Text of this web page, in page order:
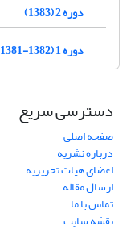
دوره 2 (1383)
دوره 1 (1382-1381)
دسترسی سریع
صفحه اصلی
درباره نشریه
اعضای هیات تحریریه
ارسال مقاله
تماس با ما
نقشه سایت